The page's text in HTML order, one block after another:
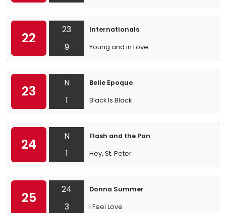
22
23
9
Internationals
Young and in Love
23
N
1
Belle Epoque
Black Is Black
24
N
1
Flash and the Pan
Hey, St. Peter
25
24
3
Donna Summer
I Feel Love